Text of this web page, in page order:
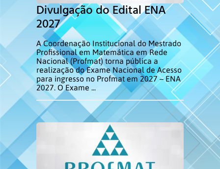
Docentes
Discentes
Egressos
Defesas
Dissertações
Agenda
Divulgação do Edital ENA
2027
A Coordenação Institucional do Mestrado
Profissional em Matemática em Rede
Nacional (Profmat) torna pública a
realização do Exame Nacional de Acesso
para ingresso no Profmat em 2027 – ENA
2027. O Exame ...